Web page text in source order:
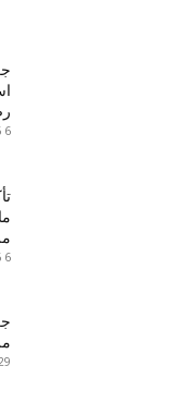
6 August 2026
6 August 2026
2026